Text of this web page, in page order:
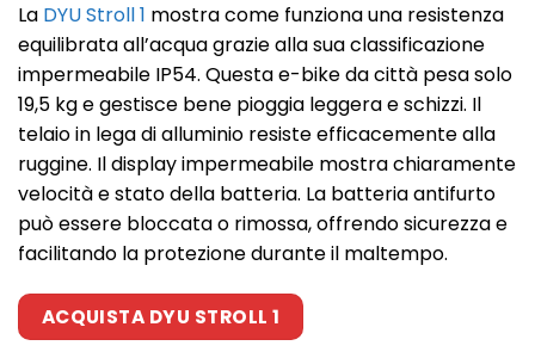
La DYU Stroll 1 mostra come funziona una resistenza
equilibrata all’acqua grazie alla sua classificazione
impermeabile IP54. Questa e-bike da città pesa solo
19,5 kg e gestisce bene pioggia leggera e schizzi. Il
telaio in lega di alluminio resiste efficacemente alla
ruggine. Il display impermeabile mostra chiaramente
velocità e stato della batteria. La batteria antifurto
può essere bloccata o rimossa, offrendo sicurezza e
facilitando la protezione durante il maltempo.
ACQUISTA DYU STROLL 1